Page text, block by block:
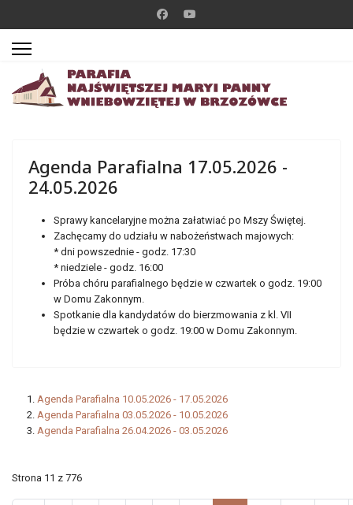
Agenda Parafialna 17.05.2026 -
24.05.2026
Sprawy kancelaryjne można załatwiać po Mszy Świętej.
Zachęcamy do udziału w nabożeństwach majowych:
* dni powszednie - godz. 17:30
* niedziele - godz. 16:00
Próba chóru parafialnego będzie w czwartek o godz. 19:00
w Domu Zakonnym.
Spotkanie dla kandydatów do bierzmowania z kl. VII
będzie w czwartek o godz. 19:00 w Domu Zakonnym.
Agenda Parafialna 10.05.2026 - 17.05.2026
Agenda Parafialna 03.05.2026 - 10.05.2026
Agenda Parafialna 26.04.2026 - 03.05.2026
Strona 11 z 776